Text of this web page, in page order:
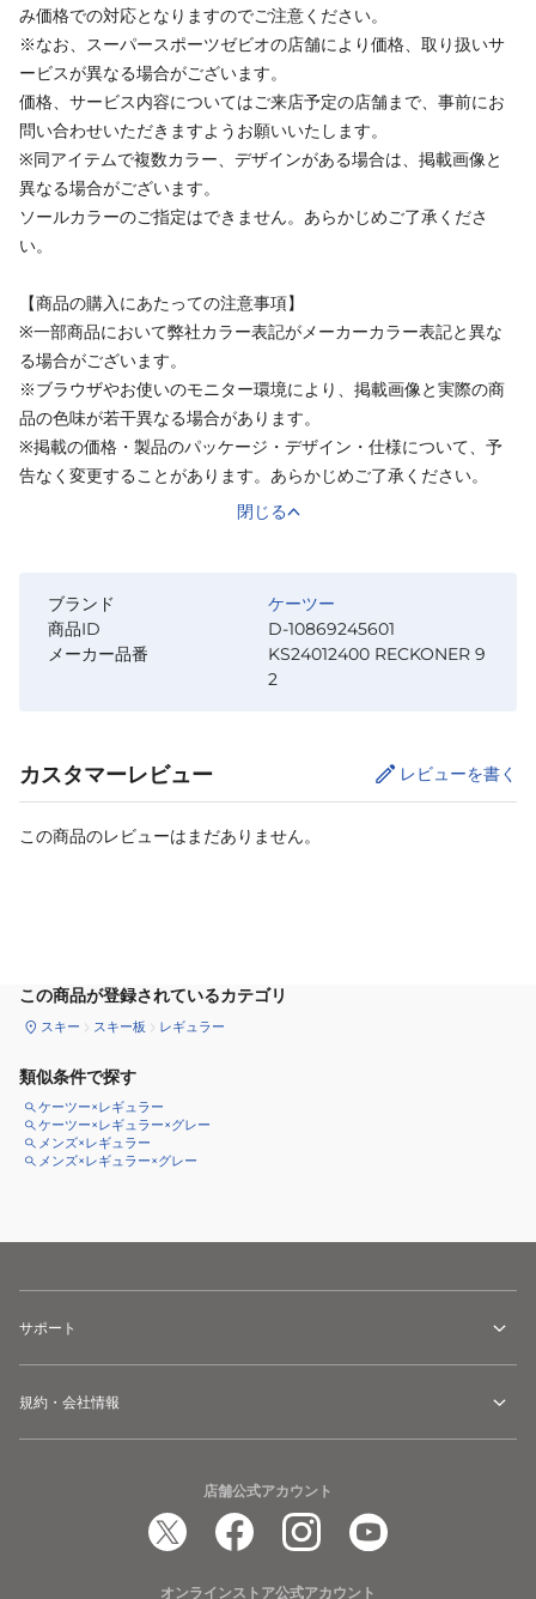
み価格での対応となりますのでご注意ください。
※なお、スーパースポーツゼビオの店舗により価格、取り扱いサ
ービスが異なる場合がございます。
価格、サービス内容についてはご来店予定の店舗まで、事前にお
問い合わせいただきますようお願いいたします。
※同アイテムで複数カラー、デザインがある場合は、掲載画像と
異なる場合がございます。
ソールカラーのご指定はできません。あらかじめご了承くださ
い。
【商品の購入にあたっての注意事項】
※一部商品において弊社カラー表記がメーカーカラー表記と異な
る場合がございます。
※ブラウザやお使いのモニター環境により、掲載画像と実際の商
品の色味が若干異なる場合があります。
※掲載の価格・製品のパッケージ・デザイン・仕様について、予
告なく変更することがあります。あらかじめご了承ください。
閉じる
ブランド
ケーツー
商品ID
D-10869245601
メーカー品番
KS24012400 RECKONER 9
2
カスタマーレビュー レビューを書く
この商品のレビューはまだありません。
この商品が登録されているカテゴリ
スキー スキー板 レギュラー
類似条件で探す
ケーツー×レギュラー
ケーツー×レギュラー×グレー
メンズ×レギュラー
メンズ×レギュラー×グレー
サポート
規約・会社情報
店舗公式アカウント
オンラインストア公式アカウント